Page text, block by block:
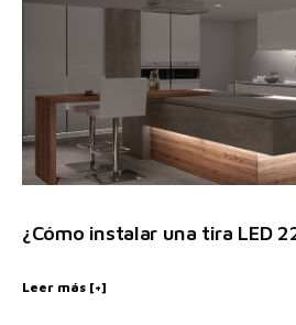
¿Cómo instalar una tira LED
Leer más [+]